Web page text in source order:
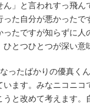
ん」と言われすっ飛
った自分が悪かった
ったですが知らずに
とつひとつが深い意
ったばかりの優真く
ます。みなニコニ
うと改めて考えます